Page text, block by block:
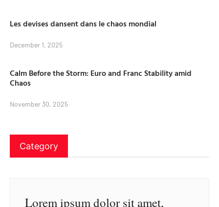
Les devises dansent dans le chaos mondial
December 1, 2025
Calm Before the Storm: Euro and Franc Stability amid
Chaos
November 30, 2025
Category
Lorem ipsum dolor sit amet,